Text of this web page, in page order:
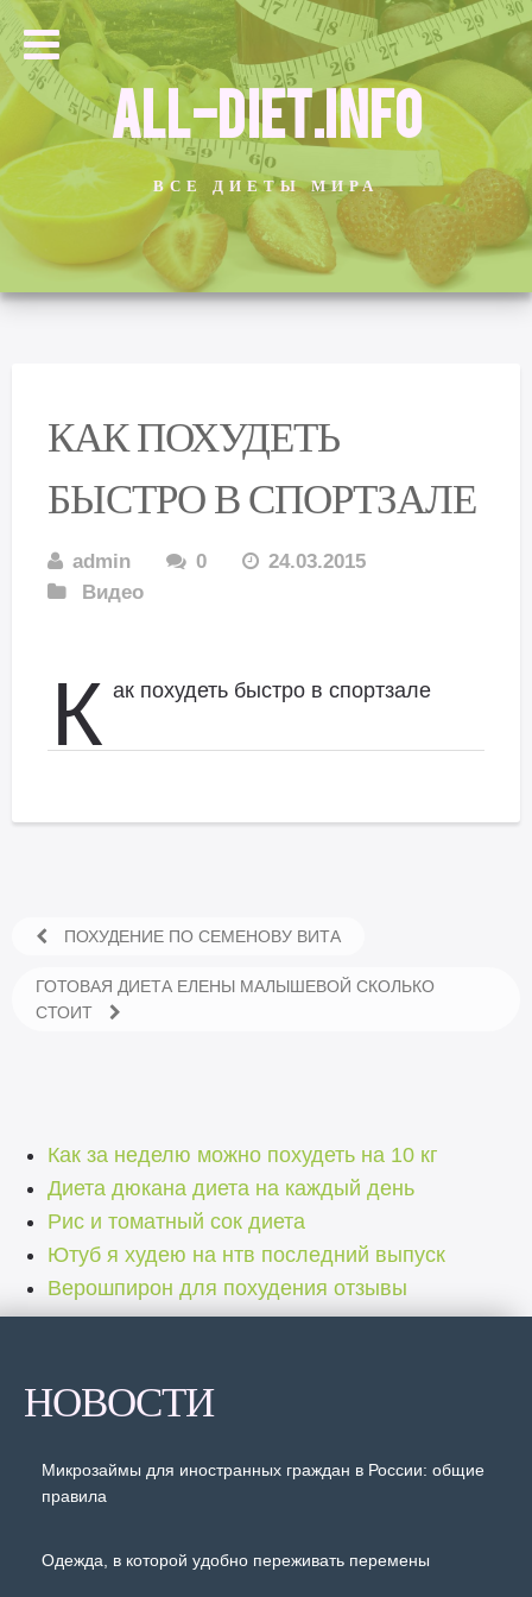
ALL-DIET.INFO
ВСЕ ДИЕТЫ МИРА
КАК ПОХУДЕТЬ
БЫСТРО В СПОРТЗАЛЕ
admin 0
24.03.2015
Видео
К ак похудеть быстро в спортзале
ПОХУДЕНИЕ ПО СЕМЕНОВУ ВИТА
ГОТОВАЯ ДИЕТА ЕЛЕНЫ МАЛЫШЕВОЙ СКОЛЬКО
СТОИТ
Как за неделю можно похудеть на 10 кг
Диета дюкана диета на каждый день
Рис и томатный сок диета
Ютуб я худею на нтв последний выпуск
Верошпирон для похудения отзывы
НОВОСТИ
Микрозаймы для иностранных граждан в России: общие
правила
Одежда, в которой удобно переживать перемены